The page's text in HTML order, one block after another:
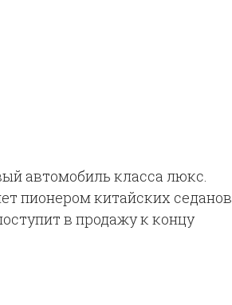
автомобиль класса люкс.
пионером китайских седанов
в продажу к концу